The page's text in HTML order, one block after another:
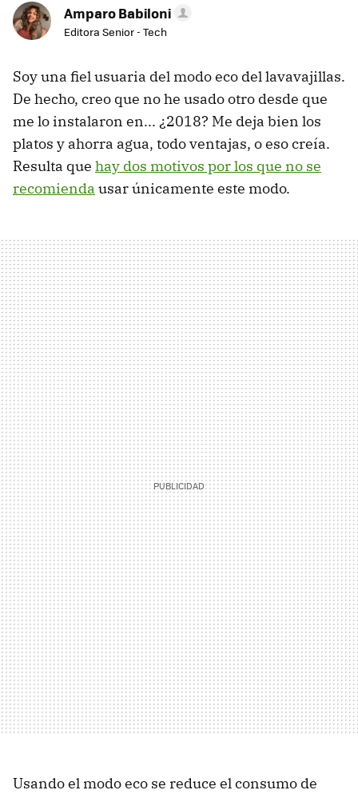
Amparo Babiloni
Editora Senior - Tech
Soy una fiel usuaria del modo eco del lavavajillas.
De hecho, creo que no he usado otro desde que
me lo instalaron en... ¿2018? Me deja bien los
platos y ahorra agua, todo ventajas, o eso creía.
Resulta que hay dos motivos por los que no se
recomienda usar únicamente este modo.
Usando el modo eco se reduce el consumo de